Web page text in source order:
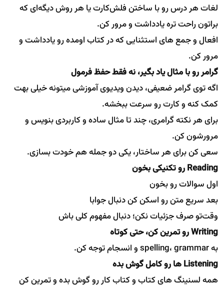
لغات هر درس رو با ساختن فلش‌کارت یا هر روش دیگه‌ای که
براتون راحت تره یادداشت و مرور کن.
افعال و جمع های استثنایی که در کتاب اومده رو یادداشت و
مرور کن.
گرامر رو با مثال یاد بگیر، نه فقط حفظ فرمول
اگه توی گرامر ضعیفی، دیدن ویدیوی آموزشی میتونه خیلی بهت
کمک کنه و کارت رو سرعت ببخشه.
برای هر نکته گرامری، چند تا مثال ساده و کاربردی بنویس و
مرورشون کن.
سعی کن برای هر ساختار، یکی دو جمله هم خودت بسازی.
Reading رو تکنیکی بخون
اول سوالات رو بخون
بعد سریع متن رو اسکن کن دنبال جوابا
وقت‌تو صرف جزئیات نکن؛ دنبال مفهوم کلی باش
Writing رو تمرین کن، حتی کوتاه
به spelling، grammar و انسجام توجه کن.
Listening ها رو کامل گوش بده
همه لسنینگ های کتاب و کتاب کار رو گوش بده و تمرین کن